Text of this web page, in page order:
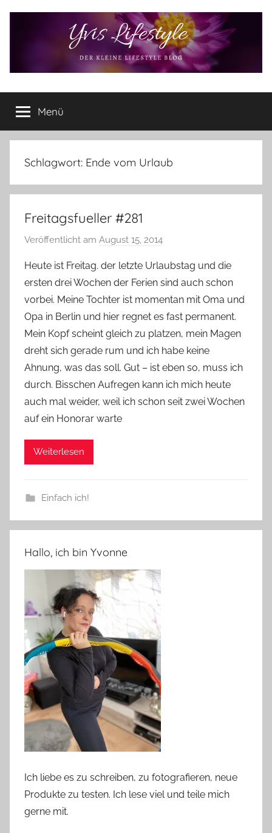
Yvis
Lifestyle
Lifestyle
Blog
–
Lifestyle,
Produkttests
vieles
Menü
Schlagwort: Ende vom Urlaub
Freitagsfueller #281
Veröffentlicht am August 15, 2014
n
Y
v
o
n
n
e
Heute ist Freitag. der letzte Urlaubstag und die
ersten drei Wochen der Ferien sind auch schon
vorbei. Meine Tochter ist momentan mit Oma und
Opa in Berlin und hier regnet es fast permanent.
Mein Kopf scheint gleich zu platzen, mein Magen
dreht sich gerade rum und ich habe keine
Ahnung, was das soll. Gut – ist eben so, muss ich
durch. Bisschen Aufregen kann ich mich heute
auch mal weider, weil ich schon seit zwei Wochen
auf ein Honorar warte
Weiterlesen
Einfach ich!
Hallo, ich bin Yvonne
Ich liebe es zu schreiben, zu fotografieren, neue
Produkte zu testen. Ich lese viel und teile mich
gerne mit.